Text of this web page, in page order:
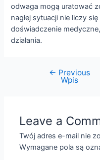
odwaga mogą uratować
nagłej sytuacji nie liczy
doświadczenie
działania.
← Previous
Wpis
Leave a
Twój adres e-mail nie
Wymagane pola są